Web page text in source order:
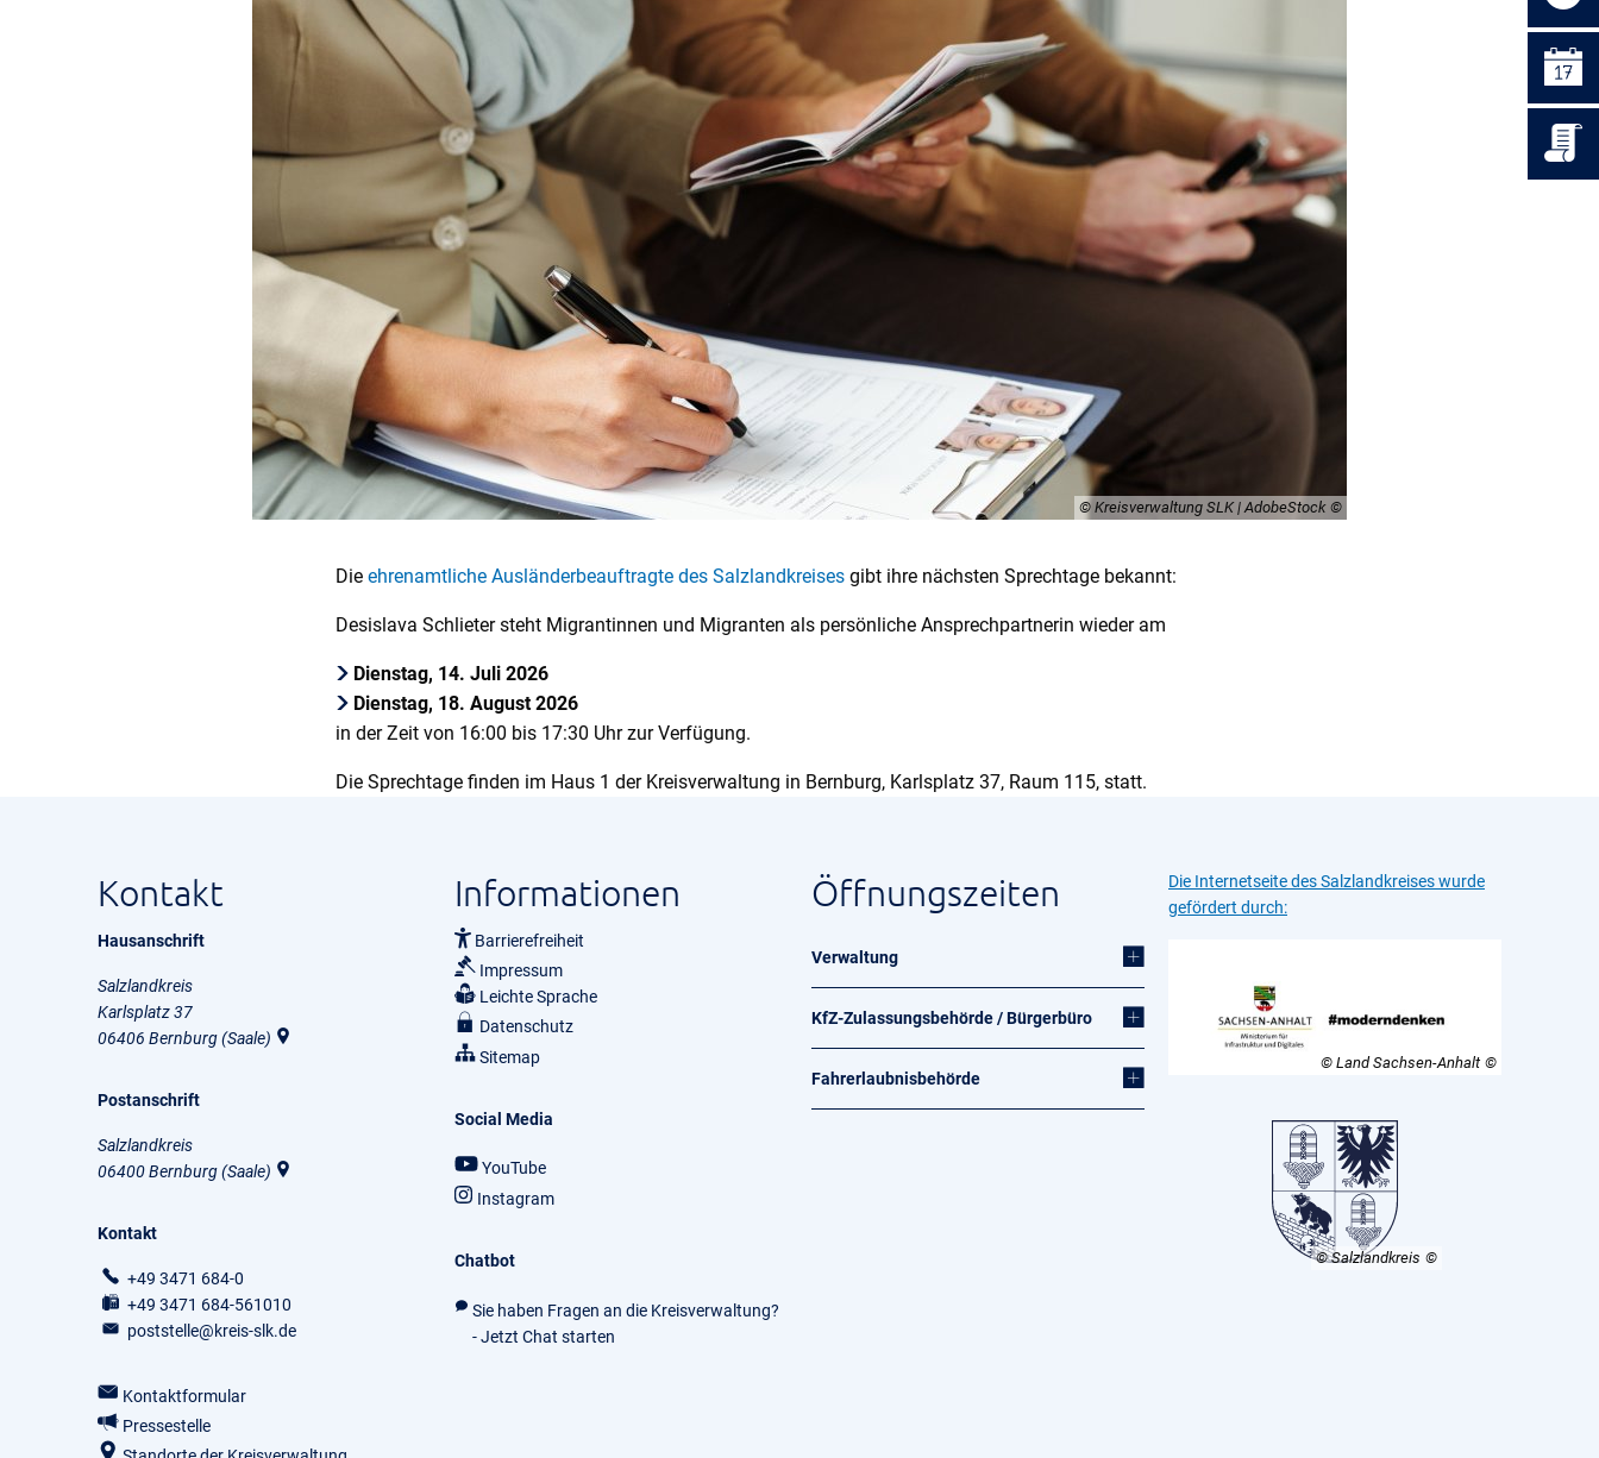
© Kreisverwaltung SLK | AdobeStock
Die ehrenamtliche Ausländerbeauftragte des Salzlandkreises gibt ihre nächsten Sprechtage bekannt:
Desislava Schlieter steht Migrantinnen und Migranten als persönliche Ansprechpartnerin wieder am
Dienstag, 14. Juli 2026
Dienstag, 18. August 2026
in der Zeit von 16:00 bis 17:30 Uhr zur Verfügung.
Die Sprechtage finden im Haus 1 der Kreisverwaltung in Bernburg, Karlsplatz 37, Raum 115, statt.
Kontakt
Hausanschrift
Salzlandkreis
Karlsplatz 37
06406 Bernburg (Saale)
Postanschrift
Salzlandkreis
06400Bernburg (Saale)
Kontakt
+49 3471 684-0
+49 3471 684-561010
poststelle@kreis-slk.de
Kontaktformular
Pressestelle
Informationen
Barrierefreiheit
Impressum
Leichte Sprache
Datenschutz
Sitemap
Social Media
YouTube
Instagram
Chatbot
Sie haben Fragen an die Kreisverwaltung?
- Jetzt Chat starten
Öffnungszeiten
Verwaltung
KfZ-Zulassungsbehörde / Bürgerbüro
Fahrerlaubnisbehörde
Die Internetseite des Salzlandkreises wurde
gefördert durch:
© Land Sachsen-Anhalt
© Salzlandkreis